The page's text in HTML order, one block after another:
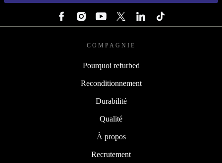
COMPAGNIE
Pourquoi refurbed
Reconditionnement
Durabilité
Qualité
À propos
Recrutement